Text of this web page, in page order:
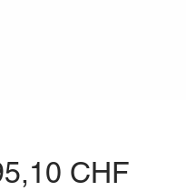
CHFPreis